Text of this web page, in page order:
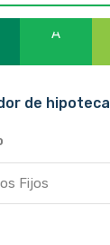
A
de hipoteca
Fijos